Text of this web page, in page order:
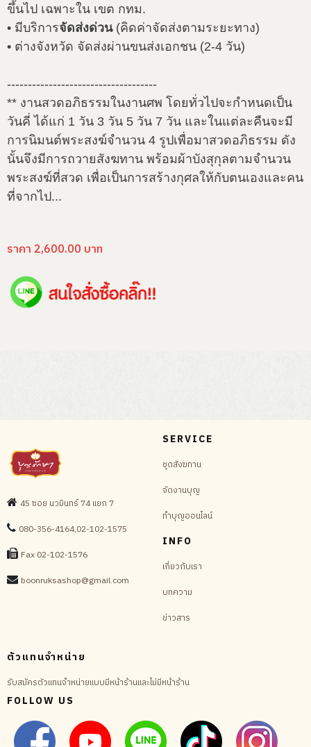
ขึ้นไป เฉพาะใน เขต กทม.
• มีบริการจัดส่งด่วน(คิดค่าจัดส่งตามระยะทาง)
• ต่างจังหวัด จัดส่งผ่านขนส่งเอกชน (2-4 วัน)
------------------------------------
** งานสวดอภิธรรมในงานศพ โดยทั่วไปจะกำหนดเป็น
วันคี่ ได้แก่ 1 วัน 3 วัน 5 วัน 7 วัน และในแต่ละคืนจะมี
การนิมนต์พระสงฆ์จำนวน 4 รูปเพื่อมาสวดอภิธรรม ดัง
นั้นจึงมีการถวายสังฆทาน พร้อมผ้าบังสุกุลตามจำนวน
พระสงฆ์ที่สวด เพื่อเป็นการสร้างกุศลให้กับตนเองและคน
ที่จากไป...
ราคา 2,600.00 บาท
45 ซอย นวมินทร์ 74 แยก 7
080-356-4164,02-102-1575
Fax 02-102-1576
boonruksashop@gmail.com
SERVICE
ชุดสังฆทาน
จัดงานบุญ
ทำบุญออนไลน์
INFO
เกี่ยวกับเรา
บทความ
ข่าวสาร
ตัวแทนจำหน่าย
รับสมัครตัวแทนจำหน่ายแบบมีหน้าร้านและไม่มีหน้าร้าน
FOLLOW US